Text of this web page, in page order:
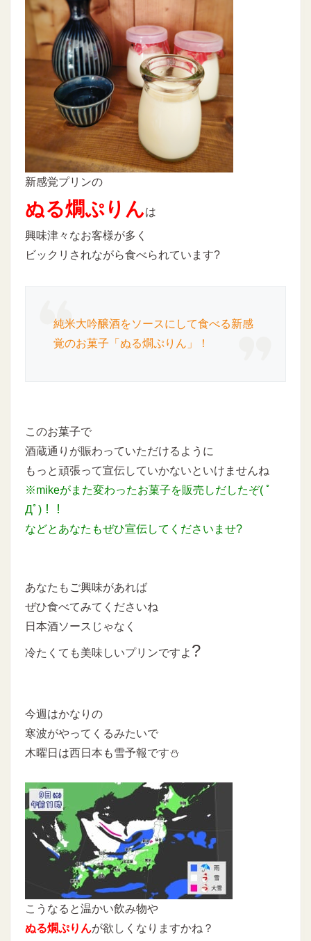
新感覚プリンの
ぬる燗ぷりんは
興味津々なお客様が多く
ビックリされながら食べられています?
純米大吟醸酒をソースにして食べる新感
覚のお菓子「ぬる燗ぷりん」！
このお菓子で
酒蔵通りが賑わっていただけるように
もっと頑張って宣伝していかないといけませんね
※mikeがまた変わったお菓子を販売しだしたぞ( ﾟ
Дﾟ)！！
などとあなたもぜひ宣伝してくださいませ?
あなたもご興味があれば
ぜひ食べてみてくださいね
日本酒ソースじゃなく
冷たくても美味しいプリンですよ ?
今週はかなりの
寒波がやってくるみたいで
木曜日は西日本も雪予報です⛄
こうなると温かい飲み物や
ぬる燗ぷりんが欲しくなりますかね？